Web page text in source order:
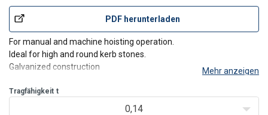
PDF herunterladen
For manual and machine hoisting operation.
Ideal for high and round kerb stones.
Galvanized construction
Mehr anzeigen
Tragfähigkeit t
0,14